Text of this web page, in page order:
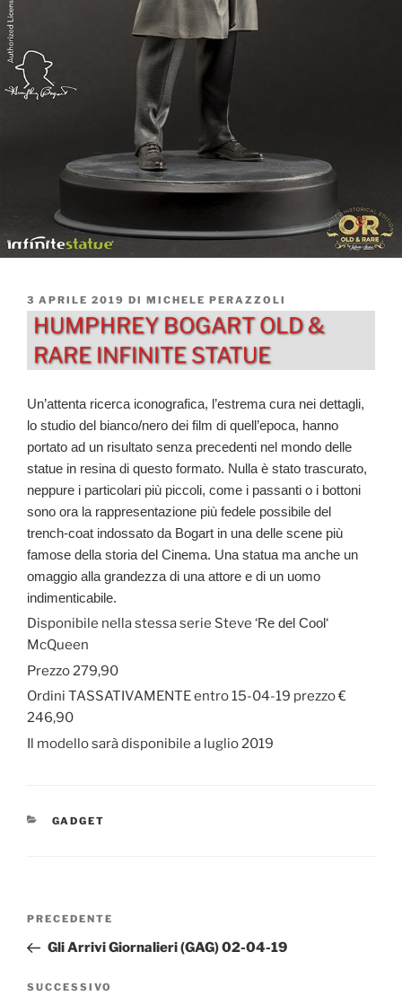
PUBBLICATO
IL
3 APRILE 2019 DI MICHELE PERAZZOLI
HUMPHREY BOGART OLD &
RARE INFINITE STATUE
Un’attenta ricerca iconografica, l’estrema cura nei dettagli,
lo studio del bianco/nero dei film di quell’epoca, hanno
portato ad un risultato senza precedenti nel mondo delle
statue in resina di questo formato. Nulla è stato trascurato,
neppure i particolari più piccoli, come i passanti o i bottoni
sono ora la rappresentazione più fedele possibile del
trench-coat indossato da Bogart in una delle scene più
famose della storia del Cinema. Una statua ma anche un
omaggio alla grandezza di una attore e di un uomo
indimenticabile.
Disponibile nella stessa serie Steve ‘Re del Cool‘
McQueen
Prezzo 279,90
Ordini TASSATIVAMENTE entro 15-04-19 prezzo €
246,90
Il modello sarà disponibile a luglio 2019
CATEGORIE
GADGET
Navigazione
Articolo
precedente:
PRECEDENTE
Gli Arrivi Giornalieri (GAG) 02-04-19
Articolo
SUCCESSIVO